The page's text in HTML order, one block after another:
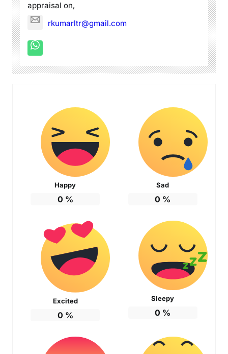
appraisal on,
rkumarltr@gmail.com
Happy
0 %
Sad
0 %
Excited
0 %
Sleepy
0 %